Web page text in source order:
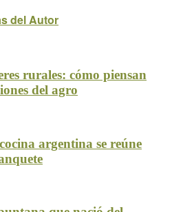
del Autor
rurales: cómo piensan
del agro
argentina se reúne